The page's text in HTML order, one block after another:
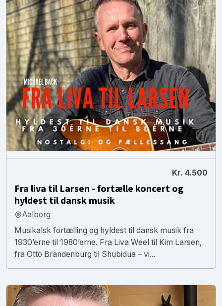
Kr. 4.500
Fra liva til Larsen - fortælle koncert og
hyldest til dansk musik
Aalborg
Musikalsk fortælling og hyldest til dansk musik fra
1930’erne til 1980’erne. Fra Liva Weel til Kim Larsen,
fra Otto Brandenburg til Shubidua – vi...